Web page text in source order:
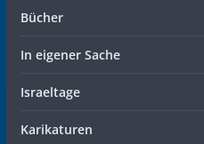
Bücher
In eigener Sache
Israeltage
Karikaturen